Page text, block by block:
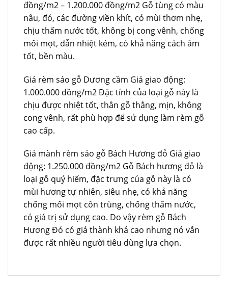
đồng/m2 – 1.200.000 đồng/m2 Gỗ tùng có màu
nâu, đỏ, các đường viền khít, có mùi thơm nhẹ,
chịu thấm nước tốt, không bị cong vênh, chống
mối mọt, dẫn nhiệt kém, có khả năng cách âm
tốt, bền màu.
Giá rèm sáo gỗ Dương cầm Giá giao động:
1.000.000 đồng/m2 Đặc tính của loại gỗ này là
chịu được nhiệt tốt, thân gỗ thẳng, mịn, không
cong vênh, rất phù hợp để sử dụng làm rèm gỗ
cao cấp.
Giá mành rèm sáo gỗ Bách Hương đỏ Giá giao
động: 1.250.000 đồng/m2 Gỗ Bách hương đỏ là
loại gỗ quý hiếm, đặc trưng của gỗ này là có
mùi hương tự nhiên, siêu nhẹ, có khả năng
chống mối mọt côn trùng, chống thấm nước,
có giá trị sử dụng cao. Do vậy rèm gỗ Bách
Hương Đỏ có giá thành khá cao nhưng nó vẫn
được rất nhiều người tiêu dùng lựa chọn.